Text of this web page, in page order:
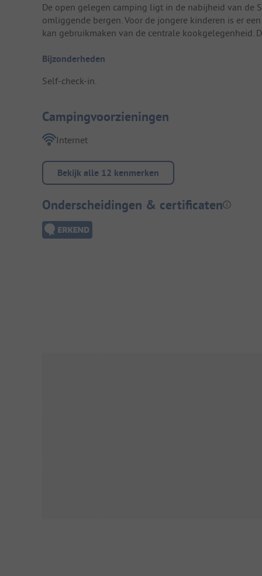
De open gelegen camping ligt in de nabijheid van de
omliggende bergen. Voor de jongere kinderen is er
kan gebruikmaken van de centrale kookgelegenheid.
Bijzonderheden
Self-check-in.
Campingvoorzieningen
Internet
Bekijk alle 12 kenmerken
Onderscheidingen & certificaten